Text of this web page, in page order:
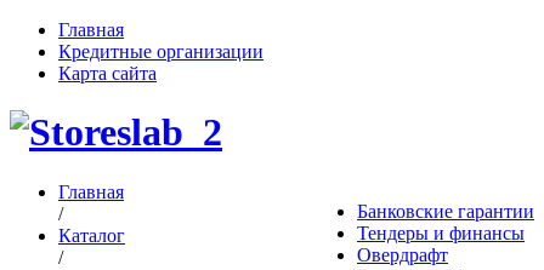
Главная
Кредитные организации
Карта сайта
Банковские гарантии
Тендеры и финансы
Овердрафт
Главная
/
Каталог
/